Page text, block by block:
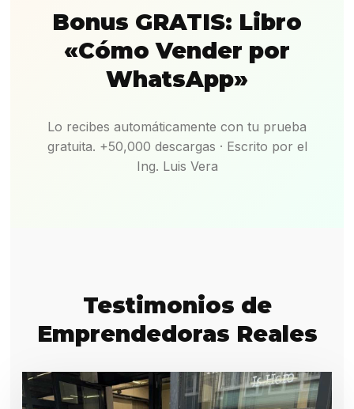
Bonus GRATIS: Libro
«Cómo Vender por
WhatsApp»
Lo recibes automáticamente con tu prueba
gratuita. +50,000 descargas · Escrito por el
Ing. Luis Vera
Testimonios de
Emprendedoras Reales